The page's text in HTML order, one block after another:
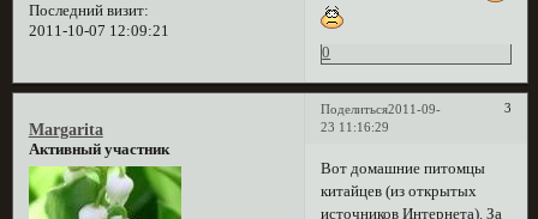
Последний визит:
2011-10-07 12:09:21
0
Поделиться 3
2011-09-
23 11:16:29
Margarita
Активный участник
Вот домашние питомцы
китайцев (из открытых
источников Интернета). За